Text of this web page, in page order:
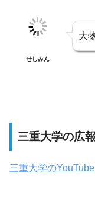
せしみん
大
三重大学の広報
三重大学の